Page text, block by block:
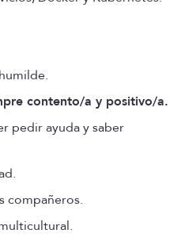
contento/a y positivo/a.
pedir ayuda y saber
compañeros.